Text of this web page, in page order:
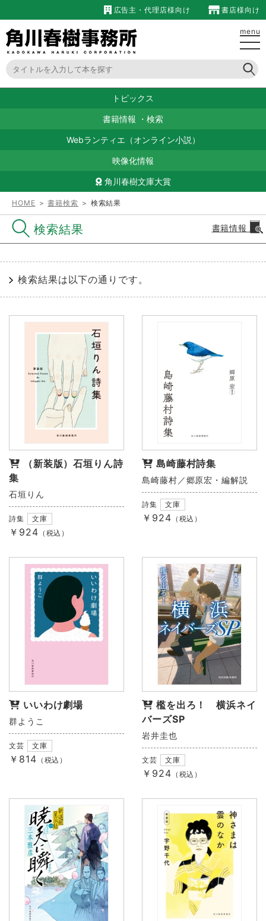
広告主・代理店様向け 書店様向け
menu
トピックス
書籍情報 ・ 検索
Webランティエ（オンライン小説）
映像化情報
角川春樹文庫大賞
HOME ＞書籍検索 ＞ 検索結果
検索結果 書籍情報
検索結果は以下の通りです。
（新装版）石垣りん詩
集
石垣りん
詩集 文庫
￥924 （税込）
島崎藤村詩集
島崎藤村／郷原宏・編解説
詩集 文庫
￥924 （税込）
いいわけ劇場
群ようこ
文芸 文庫
￥814 （税込）
檻を出ろ！ 横浜ネイ
バーズSP
岩井圭也
文芸 文庫
￥924 （税込）